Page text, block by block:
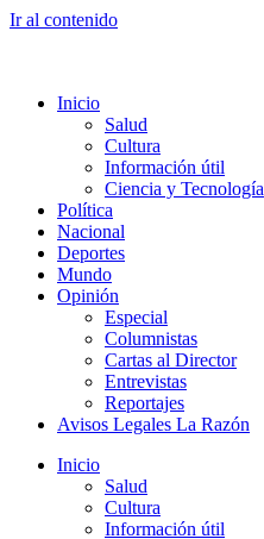
Ir al contenido
Inicio
Salud
Cultura
Información útil
Ciencia y Tecnología
Política
Nacional
Deportes
Mundo
Opinión
Especial
Columnistas
Cartas al Director
Entrevistas
Reportajes
Avisos Legales La Razón
Inicio
Salud
Cultura
Información útil